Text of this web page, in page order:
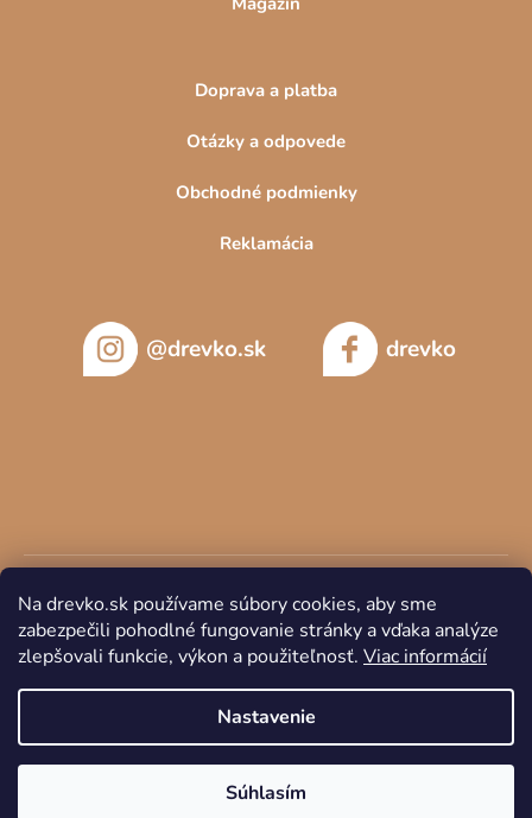
Na drevko.sk používame súbory cookies, aby sme
zabezpečili pohodlné fungovanie stránky a vďaka analýze
zlepšovali funkcie, výkon a použiteľnosť. Viac informácií
Nastavenie
Súhlasím
Doprava a platba
Otázky a odpovede
Obchodné podmienky
Reklamácia
@drevko.sk drevko
Vytvoril Shoptet